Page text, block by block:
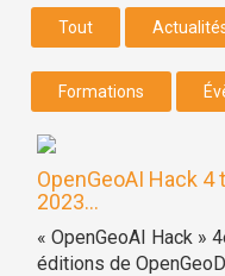
Tout
Formations
OpenGeoAI Hack 4
2023...
« OpenGeoAI Hack »
éditions de